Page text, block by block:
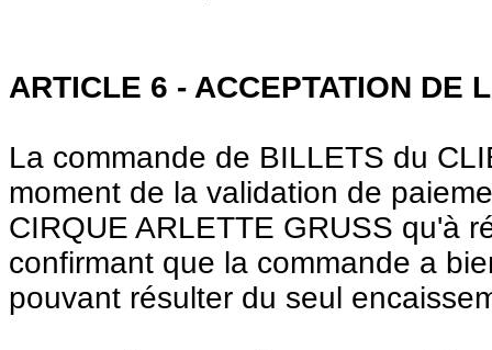
ARTICLE 6 - ACCEPTATION DE
La commande de BILLETS du
moment de la validation de
CIRQUE ARLETTE GRUSS qu'à
confirmant que la commande a
pouvant résulter du seul